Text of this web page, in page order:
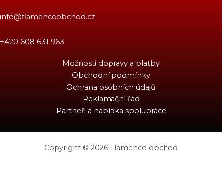
info@flamencoobchod.cz
+420 608 631 963
Možnosti dopravy a platby
Obchodní podmínky
Ochrana osobních údajů
Reklamační řád
Partneři a nabídka spolupráce
Copyright © 2026 Flamenco obchod